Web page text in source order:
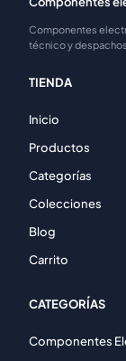
Componentes
técnico y
TIENDA
Inicio
Productos
Categorías
Colecciones
Blog
Carrito
CATEGORÍAS
Componentes